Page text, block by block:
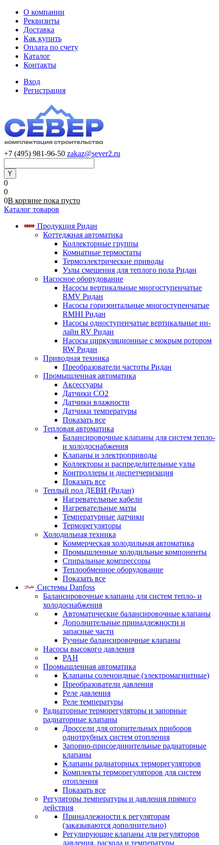
О компании
Реквизиты
Доставка
Как купить
Оплата по счету
Каталог
Контакты
Вход
Регистрация
+7 (495) 981-96-50 zakaz@sever2.ru
0
0
0В корзине пока пусто
Каталог товаров
Продукция Ридан
Коттеджная автоматика
Коллекторные группы
Комнатные термостаты
Термоэлектрические приводы
Узлы смешения для теплого пола Ридан
Насосное оборудование
Насосы вертикальные многоступенчатые
RMV Ридан
Насосы горизонтальные многоступенчатые
RMHI Ридан
Насосы одноступенчатые вертикальные ин-
лайн RV Ридан
Насосы циркуляционные с мокрым ротором
RW Ридан
Приводная техника
Преобразователи частоты Ридан
Промышленная автоматика
Аксессуары
Датчики CO2
Датчики влажности
Датчики температуры
Показать все
Тепловая автоматика
Балансировочные клапаны для систем тепло-
и холодоснабжения
Клапаны и электроприводы
Коллекторы и распределительные узлы
Контроллеры и диспетчеризация
Показать все
Теплый пол ДЕВИ (Ридан)
Нагревательные кабели
Нагревательные маты
Температурные датчики
Терморегуляторы
Холодильная техника
Коммерческая холодильная автоматика
Промышленные холодильные компоненты
Спиральные компрессоры
Теплообменное оборудование
Показать все
Системы Danfoss
Балансировочные клапаны для систем тепло- и
холодоснабжения
Автоматические балансировочные клапаны
Дополнительные принадлежности и
запасные части
Ручные балансировочные клапаны
Насосы высокого давления
PAH
Промышленная автоматика
Клапаны соленоидные (электромагнитные)
Преобразователи давления
Реле давления
Реле температуры
Радиаторные терморегуляторы и запорные
радиаторные клапаны
Дроссели для отопительных приборов
однотрубных систем отопления
Запорно-присоединительные радиаторные
клапаны
Клапаны радиаторных терморегуляторов
Комплекты терморегуляторов для систем
отопления
Показать все
Регуляторы температуры и давления прямого
действия
Принадлежности к регуляторам
(заказываются дополнительно)
Регулирующие клапаны для регуляторов
давления, расхода и температуры